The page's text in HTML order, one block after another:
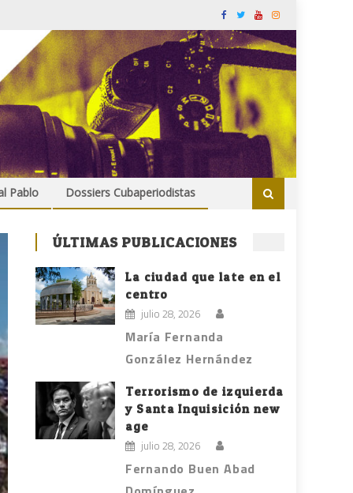
Pablo Dossiers Cubaperiodistas
ÚLTIMAS PUBLICACIONES
La ciudad que late en el
centro
julio 28, 2026
María Fernanda
González Hernández
Terrorismo de izquierda
y Santa Inquisición new
age
julio 28, 2026
Fernando Buen Abad